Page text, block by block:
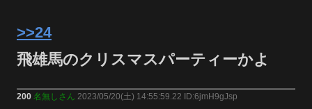
>>24
飛雄馬のクリスマスパーティーかよ
200 名無しさん 2023/05/20(土) 14:55:59.22 ID:6jmH9gJsp